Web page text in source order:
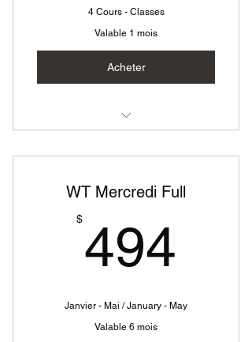
4 Cours - Classes
Valable 1 mois
Acheter
WT Mercredi Full
$ 494
Janvier - Mai / January - May
Valable 6 mois